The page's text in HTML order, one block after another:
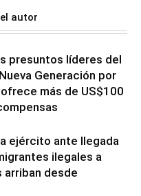
autor
presuntos líderes del
Generación por
ofrece más de US$100
ejército ante llegada
ilegales a
arriban desde